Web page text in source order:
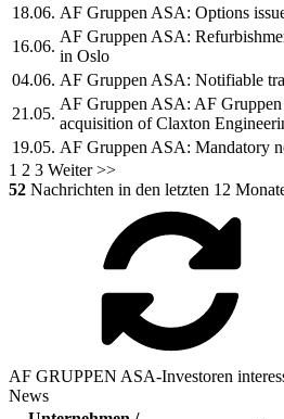
18.06. AF Gruppen ASA: Options
16.06.
AF Gruppen ASA:
in Oslo
04.06. AF Gruppen ASA: Notifiable
21.05.
AF Gruppen ASA: AF Gruppen
acquisition of Claxton
19.05. AF Gruppen ASA: Mandatory
1 2 3 Weiter >>
52 Nachrichten in den letzten 12
AF GRUPPEN ASA-Investoren
News